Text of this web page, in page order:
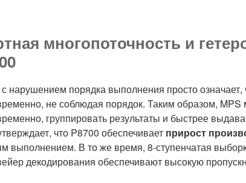
многопоточность и
нарушением порядка выполнения просто
не соблюдая порядок. Таким образом,
группировать результаты и быстрее
что P8700 обеспечивает прирост
выполнением. В то же время, 8-ступенчатая
декодирования обеспечивают высокую